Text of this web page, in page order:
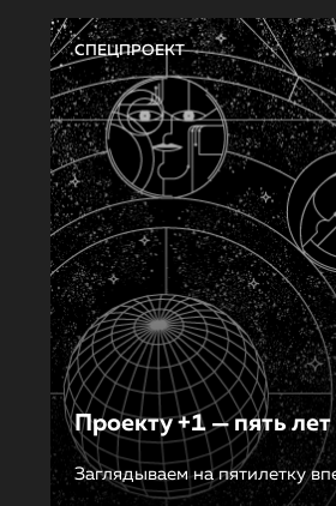
СПЕЦПРОЕКТ
Проекту +1 — пять лет
Заглядываем на пятилетку